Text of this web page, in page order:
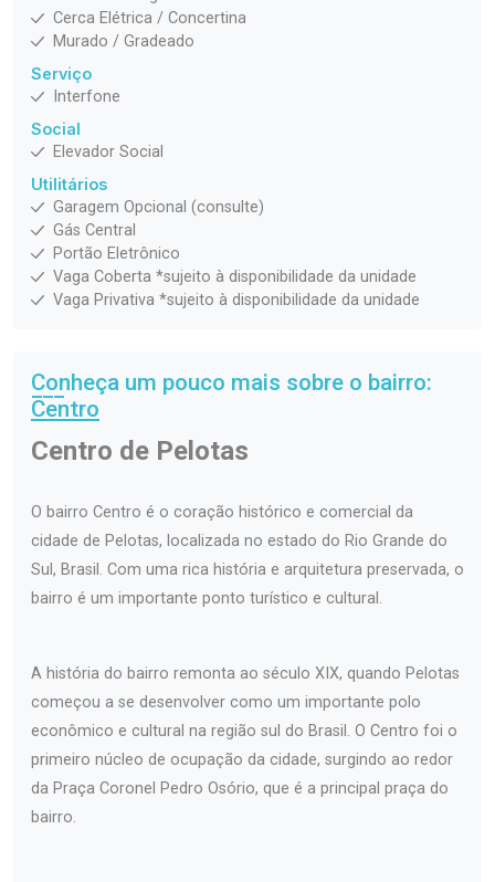
Cerca Elétrica / Concertina
Murado / Gradeado
Serviço
Interfone
Social
Elevador Social
Utilitários
Garagem Opcional (consulte)
Gás Central
Portão Eletrônico
Vaga Coberta *sujeito à disponibilidade da unidade
Vaga Privativa *sujeito à disponibilidade da unidade
Conheça um pouco mais sobre o bairro:
Centro
Centro de Pelotas
O bairro Centro é o coração histórico e comercial da
cidade de Pelotas, localizada no estado do Rio Grande do
Sul, Brasil. Com uma rica história e arquitetura preservada, o
bairro é um importante ponto turístico e cultural.
A história do bairro remonta ao século XIX, quando Pelotas
começou a se desenvolver como um importante polo
econômico e cultural na região sul do Brasil. O Centro foi o
primeiro núcleo de ocupação da cidade, surgindo ao redor
da Praça Coronel Pedro Osório, que é a principal praça do
bairro.